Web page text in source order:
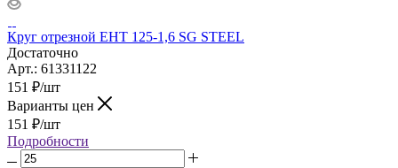
Круг отрезной ЕНТ 125-1,6 SG STEEL
Достаточно
Арт.: 61331122
151 ₽/шт
Варианты цен
151 ₽/шт
Подробности